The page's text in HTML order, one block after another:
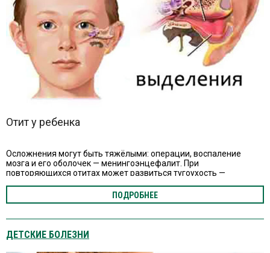
Отит у ребенка
Осложнения могут быть тяжёлыми: операции, воспаление
мозга и его оболочек — менингоэнцефалит. При
повторяющихся отитах может развиться тугоухость —
ПОДРОБНЕЕ
ДЕТСКИЕ БОЛЕЗНИ